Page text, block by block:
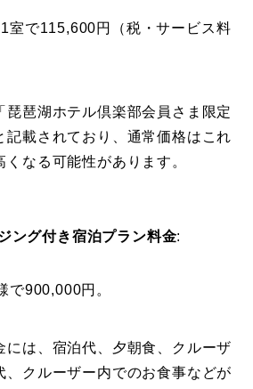
室で115,600円（税・サービス料
琵琶湖ホテル倶楽部会員さま限定
記載されており、通常価格はこれ
くなる可能性があります。
ング付き宿泊プラン料金:
で900,000円。
には、宿泊代、夕朝食、クルーザ
、クルーザー内でのお食事などが